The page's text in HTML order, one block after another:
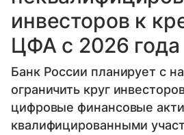
инвесторов к
ЦФА с 2026 года
Банк России планирует с
ограничить круг
цифровые финансовые
квалифицированными